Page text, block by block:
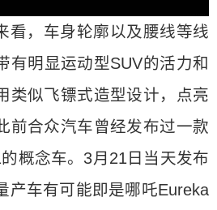
看，车身轮廓以及腰线等线
有明显运动型SUV的活力和
类似飞镖式造型设计，点亮
前合众汽车曾经发布过一款
概念车。3月21日当天发布
产车有可能即是哪吒Eureka